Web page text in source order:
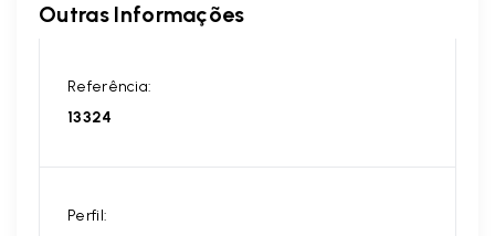
Outras Informações
Referência:
13324
Perfil: